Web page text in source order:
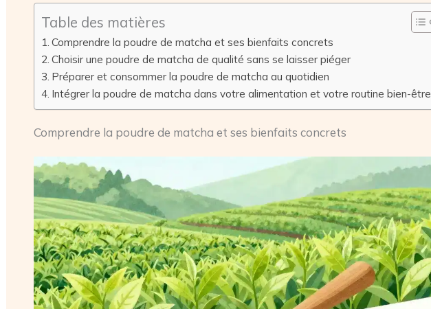
Table des matières
Comprendre la poudre de matcha et ses bienfaits concrets
Choisir une poudre de matcha de qualité sans se laisser piéger
Préparer et consommer la poudre de matcha au quotidien
Intégrer la poudre de matcha dans votre alimentation et votre routine bien-être
Comprendre la poudre de matcha et ses bienfaits concrets